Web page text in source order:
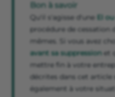
Bon à savoir
Qu'il s'agisse d'une EI
procédure de cessation
mêmes. Si vous avez
avant sa suppressionet
mettre fin à votre
décrites dans cet article
également à votre